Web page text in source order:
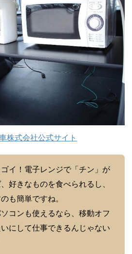
株式会社公式サイト
イ！電子レンジで「チン」が
好きなものを食べられるし、
も簡単ですね。
コンも使えるなら、移動オフ
にして仕事できるんじゃない